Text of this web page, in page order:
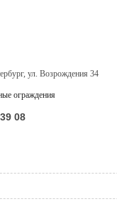
ул. Возрождения 34
ограждения
08